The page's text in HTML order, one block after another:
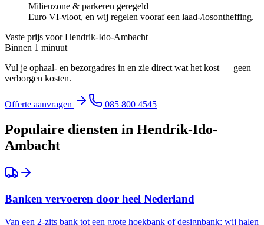
Milieuzone & parkeren geregeld
Euro VI-vloot, en wij regelen vooraf een laad-/losontheffing.
Vaste prijs voorHendrik-Ido-Ambacht
Binnen 1 minuut
Vul je ophaal- en bezorgadres in en zie direct wat het kost — geen
verborgen kosten.
Offerte aanvragen 085 800 4545
Populaire diensten in Hendrik-Ido-
Ambacht
Banken vervoeren door heel Nederland
Van een 2-zits bank tot een grote hoekbank of designbank: wij halen